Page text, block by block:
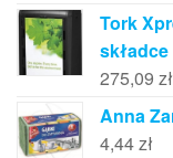
Tork
składce
275,09 zł
Anna
4,44zł